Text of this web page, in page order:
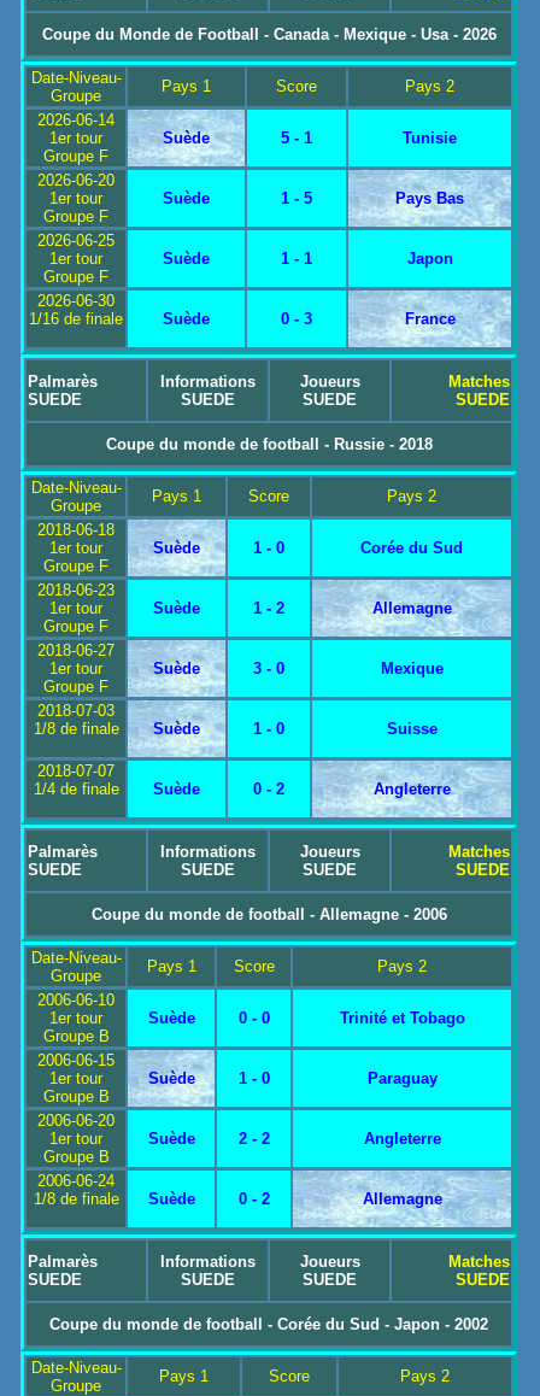
Coupe du Monde de Football - Canada - Mexique - Usa - 2026
Date-Niveau-
Groupe
Pays 1 Score
Pays 2
2026-06-14
1er tour
Groupe F
Suède 5 - 1 Tunisie
2026-06-20
1er tour
Groupe F
Suède 1 - 5 Pays Bas
2026-06-25
1er tour
Groupe F
Suède 1 - 1 Japon
2026-06-30
1/16 de finale
Suède 0 - 3 France
Palmarès
SUEDE
Informations
SUEDE
Joueurs
SUEDE
Matches
SUEDE
Coupe du monde de football - Russie - 2018
Date-Niveau-
Groupe
Pays 1 Score
Pays 2
2018-06-18
1er tour
Groupe F
Suède 1 - 0 Corée du Sud
2018-06-23
1er tour
Groupe F
Suède 1 - 2 Allemagne
2018-06-27
1er tour
Groupe F
Suède 3 - 0 Mexique
2018-07-03
1/8 de finale
Suède 1 - 0 Suisse
2018-07-07
1/4 de finale
Suède 0 - 2 Angleterre
Palmarès
SUEDE
Informations
SUEDE
Joueurs
SUEDE
Matches
SUEDE
Coupe du monde de football - Allemagne - 2006
Date-Niveau-
Groupe
Pays 1 Score
Pays 2
2006-06-10
1er tour
Groupe B
Suède 0 - 0 Trinité et Tobago
2006-06-15
1er tour
Groupe B
Suède 1 - 0 Paraguay
2006-06-20
1er tour
Groupe B
Suède 2 - 2 Angleterre
2006-06-24
1/8 de finale
Suède 0 - 2 Allemagne
Palmarès
SUEDE
Informations
SUEDE
Joueurs
SUEDE
Matches
SUEDE
Coupe du monde de football - Corée du Sud - Japon - 2002
Date-Niveau-
Groupe
Pays 1 Score
Pays 2